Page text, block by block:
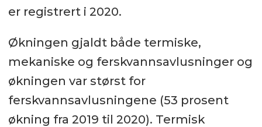
er registrert i 2020.
Økningen gjaldt både termiske,
mekaniske og ferskvannsavlusninger og
økningen var størst for
ferskvannsavlusningene (53 prosent
økning fra 2019 til 2020). Termisk